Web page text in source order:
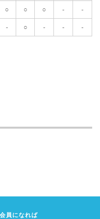
○ ○ ○ - -
- ○ - - -
員になれば